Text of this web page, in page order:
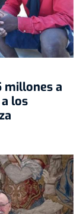
millones a
los